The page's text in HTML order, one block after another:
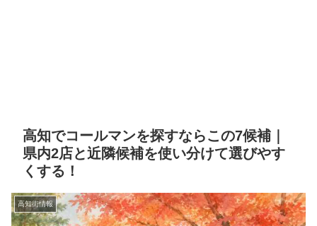
高知でコールマンを探すならこの7候補｜
県内2店と近隣候補を使い分けて選びやす
くする！
高知街情報